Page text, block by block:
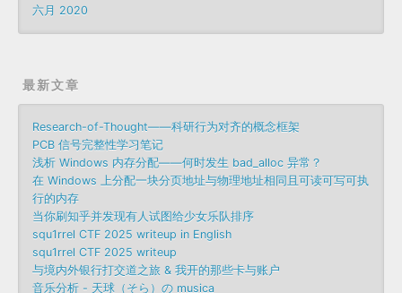
六月 2020
最新文章
Research-of-Thought——科研行为对齐的概念框架
PCB 信号完整性学习笔记
浅析 Windows 内存分配——何时发生 bad_alloc 异常？
在 Windows 上分配一块分页地址与物理地址相同且可读可写可执
行的内存
当你刷知乎并发现有人试图给少女乐队排序
squ1rrel CTF 2025 writeup in English
squ1rrel CTF 2025 writeup
与境内外银行打交道之旅 & 我开的那些卡与账户
音乐分析 - 天球（そら）の musica